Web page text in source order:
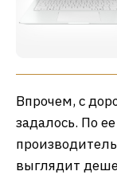
Впрочем, с
задалось. По
выглядит